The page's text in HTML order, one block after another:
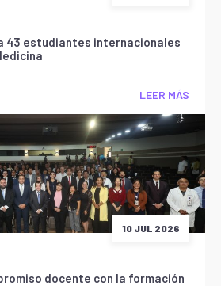
43 estudiantes internacionales
LEER MÁS
10 JUL 2026
docente con la formación